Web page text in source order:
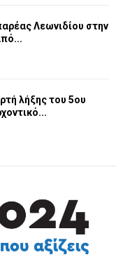
Λεωνιδίου στην
λήξης του 5ου